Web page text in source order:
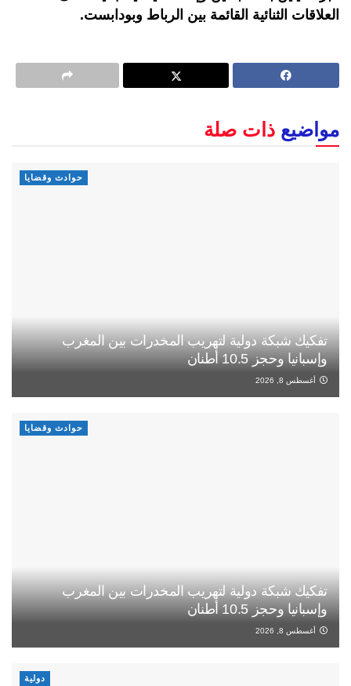
العلاقات الثنائية القائمة بين الرباط وبودابست.
مواضيع ذات صلة
حوادث وقضايا
تفكيك شبكة دولية لتهريب المخدرات بين المغرب
وإسبانيا وحجز 10.5 أطنان
أغسطس 8, 2026
حوادث وقضايا
تفكيك شبكة دولية لتهريب المخدرات بين المغرب
وإسبانيا وحجز 10.5 أطنان
أغسطس 8, 2026
دولية